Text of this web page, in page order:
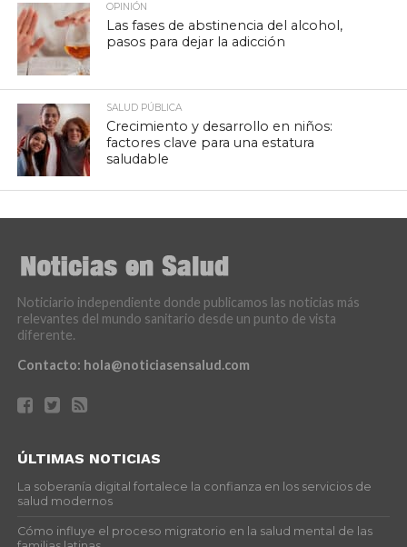
OPINIÓN
Las fases de abstinencia del alcohol,
pasos para dejar la adicción
SALUD PÚBLICA
Crecimiento y desarrollo en niños:
factores clave para una estatura
saludable
Noticiario independiente donde publicamos las noticias más
relevantes del mundo sanitario desde un punto de vista
diferente.
Contacto: hola@noticiasensalud.com
ÚLTIMAS NOTICIAS
La soberanía digital fortalece la confianza en los servicios de
salud modernos
Cómo influye el proceso migratorio en la salud mental de las